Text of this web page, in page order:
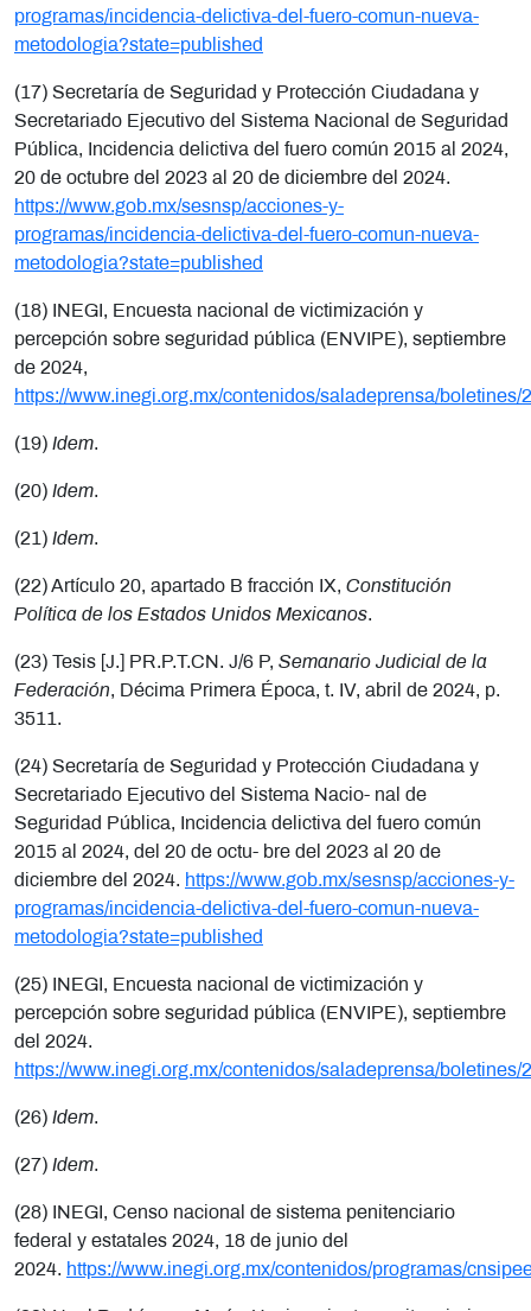
programas/incidencia-delictiva-del-fuero-comun-nueva-
metodologia?state=published
(17) Secretaría de Seguridad y Protección Ciudadana y
Secretariado Ejecutivo del Sistema Nacional de Seguridad
Pública, Incidencia delictiva del fuero común 2015 al 2024,
20 de octubre del 2023 al 20 de diciembre del 2024.
https://www.gob.mx/sesnsp/acciones-y-
programas/incidencia-delictiva-del-fuero-comun-nueva-
metodologia?state=published
(18) INEGI, Encuesta nacional de victimización y
percepción sobre seguridad pública (ENVIPE), septiembre
de 2024,
https://www.inegi.org.mx/contenidos/saladeprensa/
(19) Idem.
(20) Idem.
(21) Idem.
(22) Artículo 20, apartado B fracción IX, Constitución
Política de los Estados Unidos Mexicanos.
(23) Tesis [J.] PR.P.T.CN. J/6 P, Semanario Judicial de la
Federación, Décima Primera Época, t. IV, abril de 2024, p.
3511.
(24) Secretaría de Seguridad y Protección Ciudadana y
Secretariado Ejecutivo del Sistema Nacio- nal de
Seguridad Pública, Incidencia delictiva del fuero común
2015 al 2024, del 20 de octu- bre del 2023 al 20 de
diciembre del 2024. https://www.gob.mx/sesnsp/acciones-y-
programas/incidencia-delictiva-del-fuero-comun-nueva-
metodologia?state=published
(25) INEGI, Encuesta nacional de victimización y
percepción sobre seguridad pública (ENVIPE), septiembre
del 2024.
https://www.inegi.org.mx/contenidos/saladeprensa/
(26) Idem.
(27) Idem.
(28) INEGI, Censo nacional de sistema penitenciario
federal y estatales 2024, 18 de junio del
2024. https://www.inegi.org.mx/contenidos/programas/